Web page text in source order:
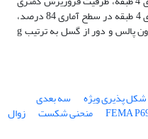
دارد. برای مثال ظرفیت فروریزش سازه‌ی 4 طبقه در سطح آماری 84 درصد،
تحت زلزله‌های نزدیک گسل با پالس، بدون پالس و دور از گسل به ترتیب g
شکل پذیری ویژه سه بعدی
منحنی شکست زوال